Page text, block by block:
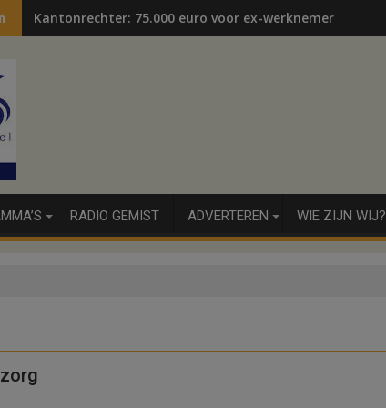
Kantonrechter: 75.000 euro voor ex-werknemers
RADIO GEMIST ADVERTEREN WIE ZIJN WIJ?